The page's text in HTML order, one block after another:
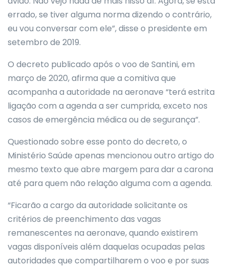
errado, se tiver alguma norma dizendo o contrário,
eu vou conversar com ele”, disse o presidente em
setembro de 2019.
O decreto publicado após o voo de Santini, em
março de 2020, afirma que a comitiva que
acompanha a autoridade na aeronave “terá estrita
ligação com a agenda a ser cumprida, exceto nos
casos de emergência médica ou de segurança”.
Questionado sobre esse ponto do decreto, o
Ministério Saúde apenas mencionou outro artigo do
mesmo texto que abre margem para dar a carona
até para quem não relação alguma com a agenda.
“Ficarão a cargo da autoridade solicitante os
critérios de preenchimento das vagas
remanescentes na aeronave, quando existirem
vagas disponíveis além daquelas ocupadas pelas
autoridades que compartilharem o voo e por suas